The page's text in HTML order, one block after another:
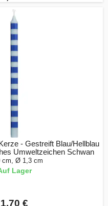
- Gestreift Blau/Hellblau
Umweltzeichen Schwan
cm, Ø 1,3 cm
Lager
1,70 €